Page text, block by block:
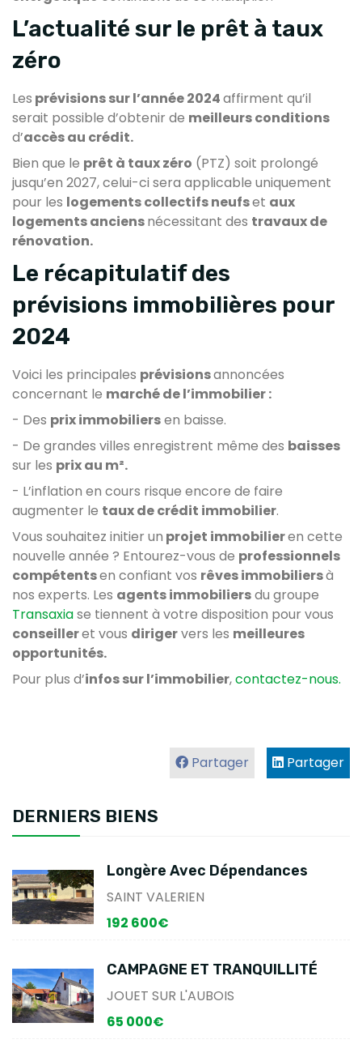
L’actualité sur le prêt à taux
zéro
Les prévisions sur l’année 2024affirment qu’il
serait possible d’obtenir de meilleurs conditions
d’accès au crédit.
Bien que le prêt à taux zéro (PTZ) soit prolongé
jusqu’en 2027, celui-ci sera applicable uniquement
pour les logements collectifs neufset aux
logements anciensnécessitant des travaux de
rénovation.
Le récapitulatif des
prévisions immobilières pour
2024
Voici les principales prévisionsannoncées
concernant le marché de l’immobilier :
- Des prix immobiliersen baisse.
- De grandes villes enregistrent même des baisses
sur les prix au m².
- L’inflation en cours risque encore de faire
augmenter le taux de crédit immobilier.
Vous souhaitez initier un projet immobilieren cette
nouvelle année ? Entourez-vous de professionnels
compétentsen confiant vos rêves immobiliersà
nos experts. Les agents immobiliersdu groupe
Transaxiase tiennent à votre disposition pour vous
conseilleret vous dirigervers les meilleures
opportunités.
Pour plus d’infos sur l’immobilier,contactez-nous.
Partager
Partager
DERNIERS BIENS
Longère Avec Dépendances
SAINT VALERIEN
192 600€
CAMPAGNE ET TRANQUILLITÉ
JOUET SUR L'AUBOIS
65 000€